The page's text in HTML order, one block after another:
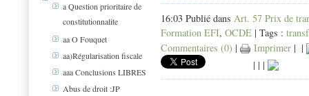
a Question prioritaire de
constitutionnalite
aa O Fouquet
aa)Régularisation fiscale
aaa Conclusions LIBRES
Abus de droit :JP
16:03 Publié dans Art. 57 Prix de
Formation EFI, OCDE | Tags :
Commentaires (0) | Imprimer | |
| | |